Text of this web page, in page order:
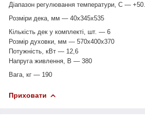
Діапазон регулювання температури, C —
Розміри дека, мм — 40х345х535
Кількість дек у комплекті, шт. ― 6
Розмір духовки, мм — 570х400х370
Потужність, кВт — 12,6
Напруга живлення, В — 380
Вага, кг — 190
Приховати